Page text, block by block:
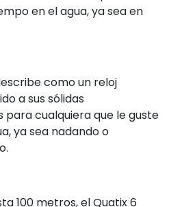
en el agua, ya sea en
como un reloj
a sus sólidas
cualquiera que le guste
ya sea nadando o
100 metros, el Quatix 6